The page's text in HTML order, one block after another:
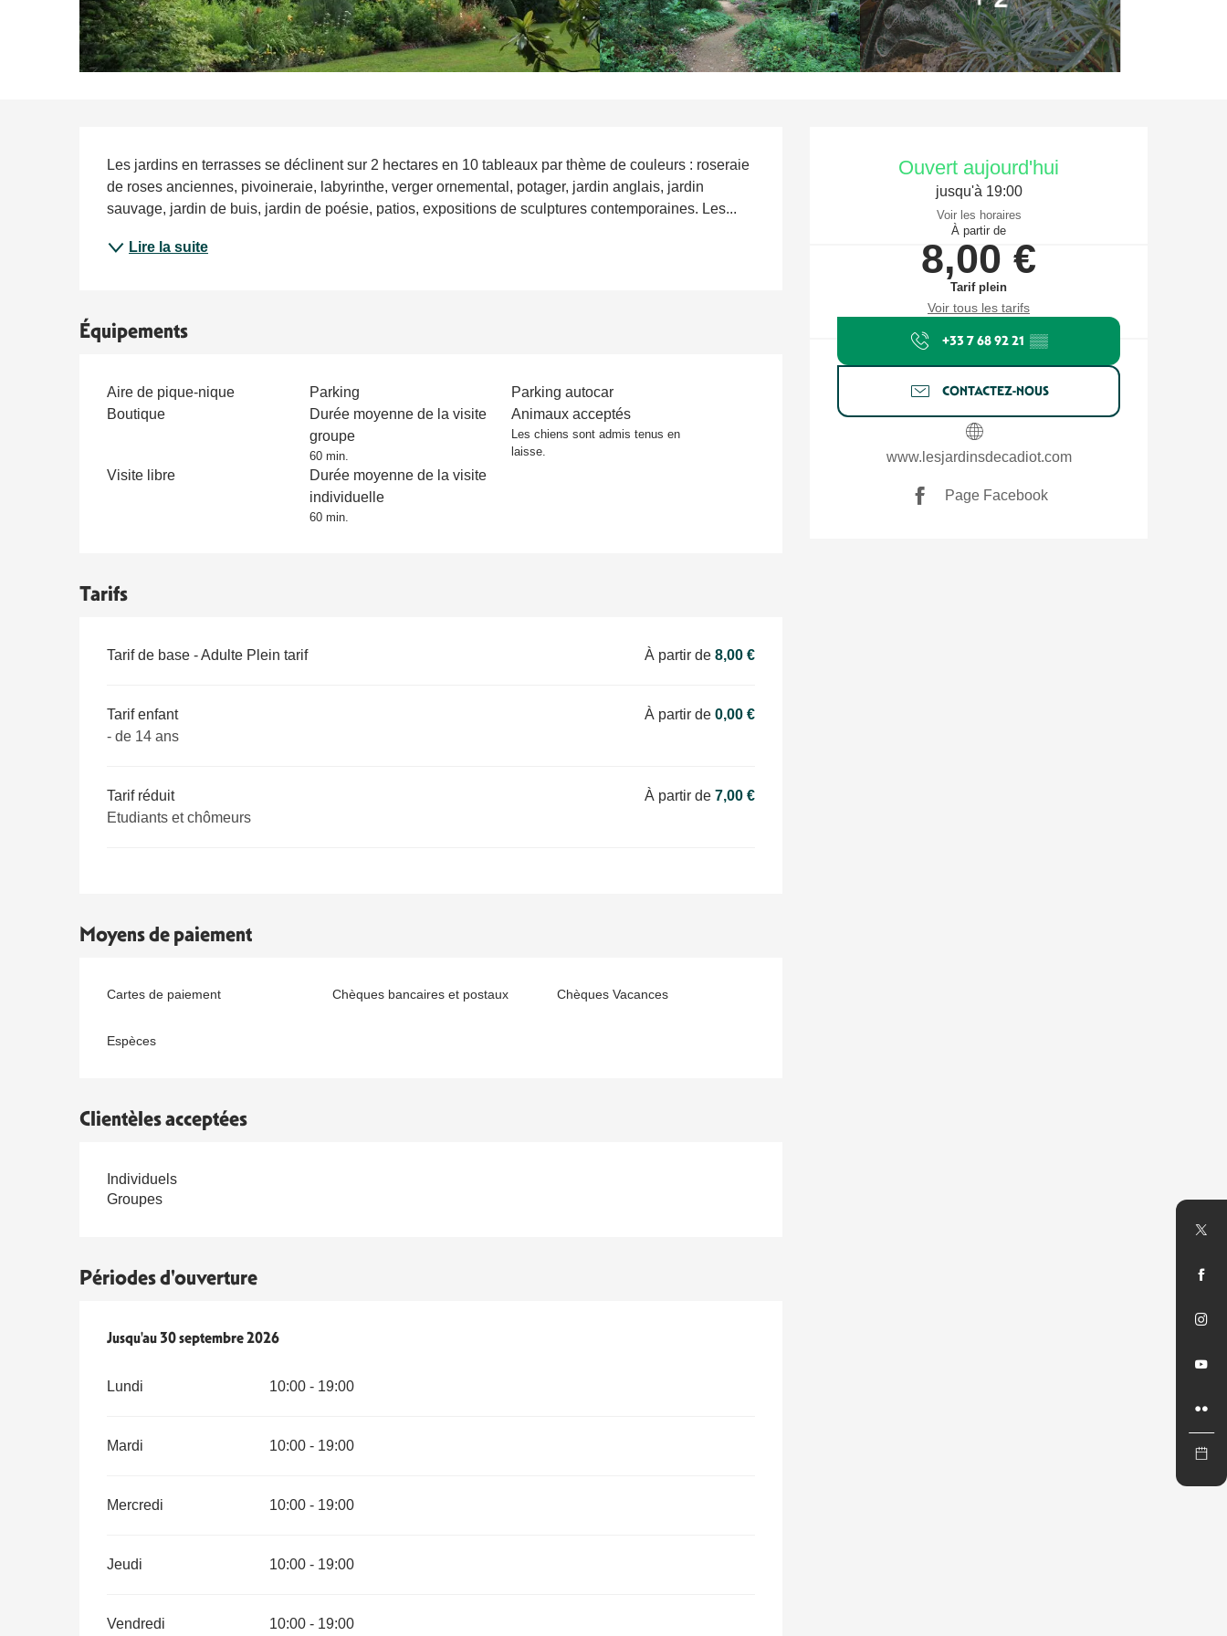
Ouverture et coordonnées
Ouvert aujourd'hui
jusqu'à 19:00
Voir les horaires
À partir de
8,00 €
Tarif plein
Voir tous les tarifs
+33 7 68 92 21 ▒▒
CONTACTEZ-NOUS
www.lesjardinsdecadiot.com
Page Facebook
Description
Les jardins en terrasses se déclinent sur 2 hectares en 10 tableaux par thème de couleurs : roseraie
de roses anciennes, pivoineraie, labyrinthe, verger ornemental, potager, jardin anglais, jardin
sauvage, jardin de buis, jardin de poésie, patios, expositions de sculptures contemporaines. Les...
Lire la suite
Équipements
Aire de pique-nique Parking
Parking autocar
Boutique
Durée moyenne de la visite
groupe
60 min.
Animaux acceptés
Les chiens sont admis tenus en
laisse.
Visite libre
Durée moyenne de la visite
individuelle
60 min.
Tarifs
Tarifs 2026
Tarif de base - Adulte Plein tarif À partir de8,00 €
Tarif enfant
- de 14 ans
À partir de0,00 €
Tarif réduit
Etudiants et chômeurs
À partir de7,00 €
Moyens de paiement
Cartes de paiement Chèques bancaires et postaux Chèques Vacances
Espèces
Clientèles acceptées
Individuels
Groupes
Périodes d'ouverture
Du1 mai 2026au30 septembre 2026
Jusqu'au30 septembre 2026
Lundi 10:00 - 19:00
Mardi 10:00 - 19:00
Mercredi 10:00 - 19:00
Jeudi 10:00 - 19:00
Vendredi 10:00 - 19:00